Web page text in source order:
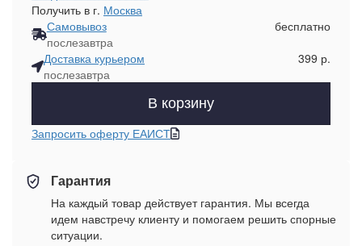
Получить в г. Москва
Самовывоз
послезавтра
бесплатно
Доставка курьером
послезавтра
399 р.
В корзину
Запросить оферту ЕАИСТ
Гарантия
На каждый товар действует гарантия. Мы всегда
идем навстречу клиенту и помогаем решить спорные
ситуации.